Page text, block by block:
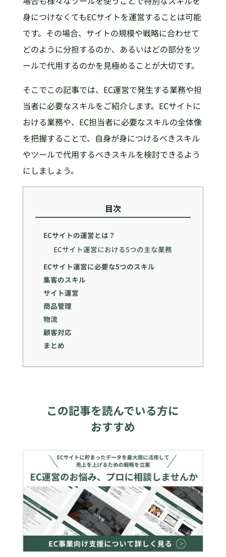
身につけなくてもECサイトを運営することは可能
です。その場合、サイトの規模や戦略に合わせて
どのように分担するのか、あるいはどの部分をツ
ールで代用するのかを見極めることが大切です。
そこでこの記事では、EC運営で発生する業務や担
当者に必要なスキルをご紹介します。ECサイトに
おける業務や、EC担当者に必要なスキルの全体像
を把握することで、自身が身につけるべきスキル
やツールで代用するべきスキルを検討できるよう
にしましょう。
目次
ECサイトの運営とは？
ECサイト運営における5つの主な業務
ECサイト運営に必要な5つのスキル
集客のスキル
サイト運営
商品管理
物流
顧客対応
まとめ
この記事を読んでいる方に
おすすめ